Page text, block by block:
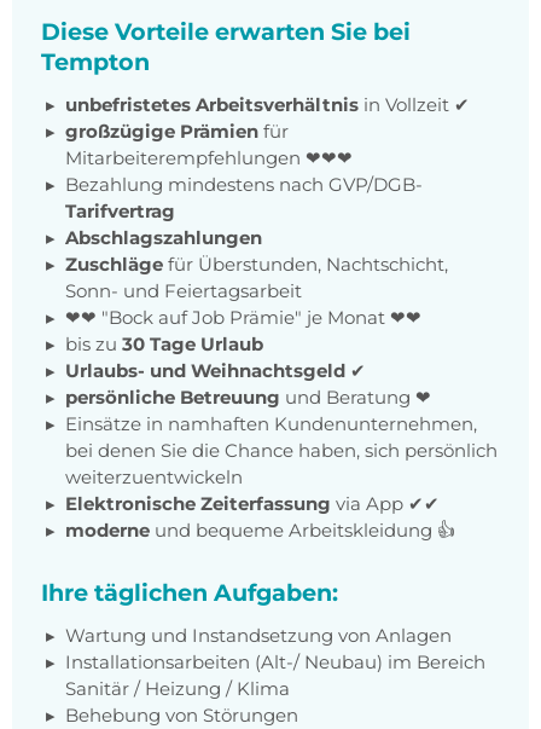
Diese Vorteile erwarten Sie bei
Tempton
unbefristetes Arbeitsverhältnis in Vollzeit ✔
großzügige Prämien für
Mitarbeiterempfehlungen ❤❤❤
Bezahlung mindestens nach GVP/DGB-
Tarifvertrag
Abschlagszahlungen
Zuschläge für Überstunden, Nachtschicht,
Sonn- und Feiertagsarbeit
❤❤ "Bock auf Job Prämie" je Monat ❤❤
bis zu 30 Tage Urlaub
Urlaubs- und Weihnachtsgeld ✔
persönliche Betreuung und Beratung ❤
Einsätze in namhaften Kundenunternehmen,
bei denen Sie die Chance haben, sich persönlich
weiterzuentwickeln
Elektronische Zeiterfassung via App ✔✔
moderne und bequeme Arbeitskleidung 👍
Ihre täglichen Aufgaben:
Wartung und Instandsetzung von Anlagen
Installationsarbeiten (Alt-/ Neubau) im Bereich
Sanitär / Heizung / Klima
Behebung von Störungen